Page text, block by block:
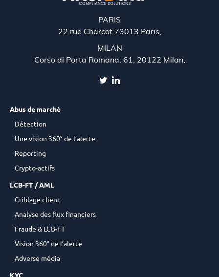
PARIS
22 rue Charcot 73013 Paris,
MILAN
Corso di Porta Romana, 61, 20122 Milan,
Abus de marché
Détection
Une vision 360° de l’alerte
Reporting
Crypto-actifs
LCB-FT / AML
Criblage client
Analyse des flux financiers
Fraude & LCB-FT
Vision 360° de l’alerte
Adverse média
KYC